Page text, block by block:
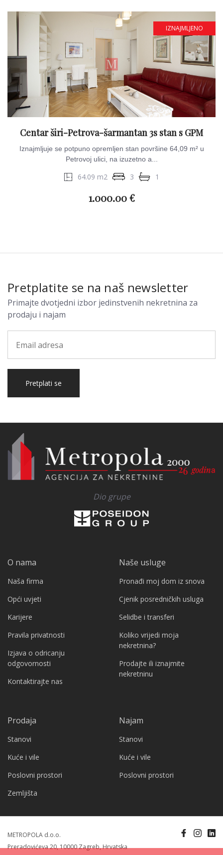
IZNAJMLJENO
Centar širi-Petrova-šarmantan 3s stan s GPM
Iznajmljuje se potpuno opremljen stan površine 64,09 m² u
Petrovoj ulici, na izuzetno a...
64.09 m2 3 1
1.000.00 €
Pretplatite se na naš newsletter
Primajte dvotjedni izbor jedinstvenih nekretnina za
prodaju i najam
Pretplati se
Dio grupe
O nama
Naša firma
Opći uvjeti
Karijere
Pravila privatnosti
Izjava o odricanju
odgovornosti
Kontaktirajte nas
Naše usluge
Pronađi moj dom iz snova
Cjenik posredničkih usluga
Selidbe i transferi
Koliko vrijedi moja
nekretnina?
Prodajte ili iznajmite
nekretninu
Prodaja
Stanovi
Kuće i vile
Poslovni prostori
Zemljišta
Najam
Stanovi
Kuće i vile
Poslovni prostori
METROPOLA d.o.o.
Preradovićeva 20, 10000 Zagreb, Hrvatska